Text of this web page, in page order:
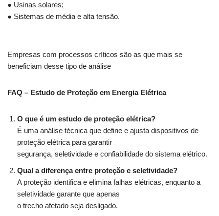
● Usinas solares;
● Sistemas de média e alta tensão.
Empresas com processos críticos são as que mais se
beneficiam desse tipo de análise
FAQ – Estudo de Proteção em Energia Elétrica
O que é um estudo de proteção elétrica?
É uma análise técnica que define e ajusta dispositivos de
proteção elétrica para garantir
segurança, seletividade e confiabilidade do sistema elétrico.
Qual a diferença entre proteção e seletividade?
A proteção identifica e elimina falhas elétricas, enquanto a
seletividade garante que apenas
o trecho afetado seja desligado.